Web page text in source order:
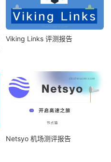
Viking Links 评测报告
Netsyo 机场测评报告